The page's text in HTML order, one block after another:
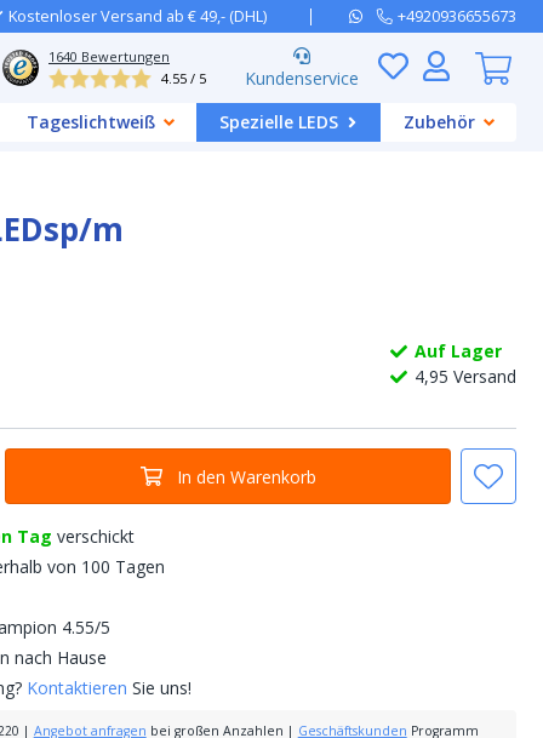
Kostenloser Versand ab € 49,- (DHL) +4920936655673
1640 Bewertungen
4.55 / 5
Kundenservice
Tageslichtweiß Spezielle LEDS Zubehör
m
Auf Lager
4,95 Versand
In den Warenkorb
Tagverschickt
von 100 Tagen
4.55/5
nach Hause
Kontaktieren Sie uns!
| Angebot anfragen bei großen Anzahlen | Geschäftskunden Programm